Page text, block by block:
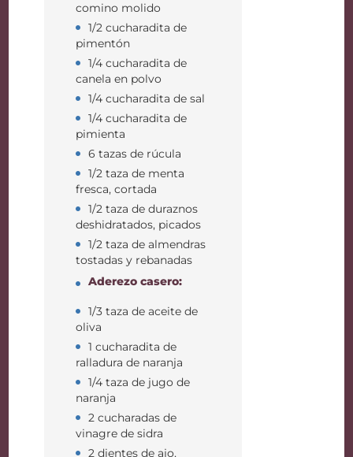
comino molido
1/2 cucharadita de
pimentón
1/4 cucharadita de
canela en polvo
1/4 cucharadita de sal
1/4 cucharadita de
pimienta
6 tazas de rúcula
1/2 taza de menta
fresca, cortada
1/2 taza de duraznos
deshidratados, picados
1/2 taza de almendras
tostadas y rebanadas
Aderezo casero:
1/3 taza de aceite de
oliva
1 cucharadita de
ralladura de naranja
1/4 taza de jugo de
naranja
2 cucharadas de
vinagre de sidra
2 dientes de ajo,